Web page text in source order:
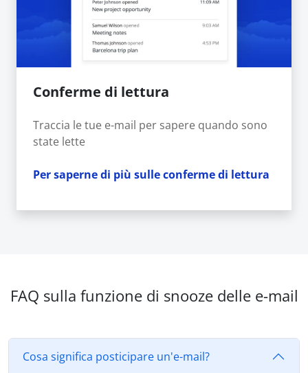
Conferme di lettura
Traccia le tue e-mail per sapere quando sono
state lette
Per saperne di più sulle conferme di lettura
FAQ sulla funzione di snooze delle e-mail
Cosa significa posticipare un'e-mail?